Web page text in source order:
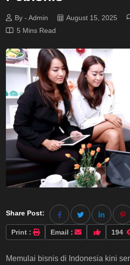
By - Admin August 15, 2025
5 Mins Read
Share Post:
Print : Email : 194
Memulai bisnis di Indonesia kini